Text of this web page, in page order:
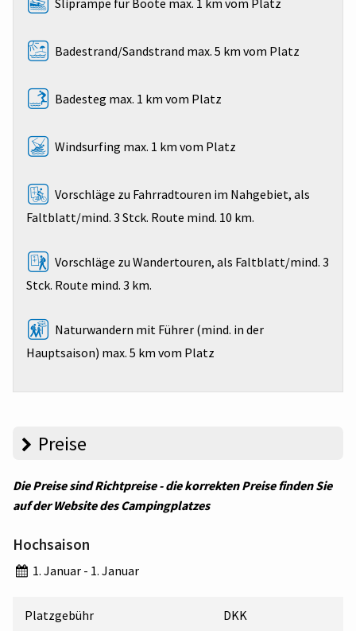
Badestrand/Sandstrand max. 5 km vom Platz
Badesteg max. 1 km vom Platz
Windsurfing max. 1 km vom Platz
Vorschläge zu Fahrradtouren im Nahgebiet, als
Faltblatt/mind. 3 Stck. Route mind. 10 km.
Vorschläge zu Wandertouren, als Faltblatt/mind. 3
Stck. Route mind. 3 km.
Naturwandern mit Führer (mind. in der
Hauptsaison) max. 5 km vom Platz
Preise
Die Preise sind Richtpreise - die korrekten Preise finden Sie
auf der Website des Campingplatzes
Hochsaison
1. Januar - 1. Januar
Platzgebühr DKK